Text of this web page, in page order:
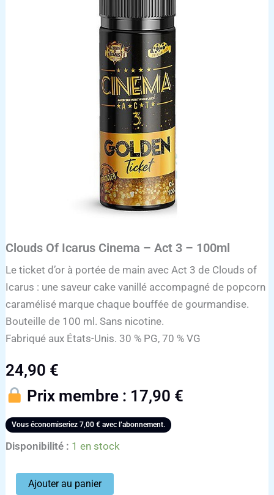
Clouds Of Icarus Cinema – Act 3 – 100ml
Le ticket d’or à portée de main avec Act 3 de Clouds of
Icarus : une saveur cake vanillé accompagné de popcorn
caramélisé marque chaque bouffée de gourmandise.
Bouteille de 100 ml. Sans nicotine.
Fabriqué aux États-Unis. 30 % PG, 70 % VG
24,90 €
Prix membre : 17,90 €
Vous économiseriez7,00€ avec l’abonnement.
Disponibilité : 1 en stock
Ajouter au panier